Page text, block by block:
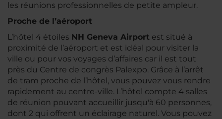
les réunions professionnelles de petite ampleur.
Proche de l’aéroport
L’hôtel 4 étoiles NH Geneva Airport est situé à
proximité de l’aéroport et est idéal pour visiter la
ville ou pour vos voyages d’affaires car il est tout
près du Centre de congrès Palexpo. Grâce à l’arrêt
de tram proche de l’hôtel, vous pouvez vous rendre
rapidement au centre-ville. L’hôtel compte 4 salles
de réunion pouvant accueillir jusqu'à 60 personnes,
dont 2 qui offrent un éclairage naturel. Vous pouvez